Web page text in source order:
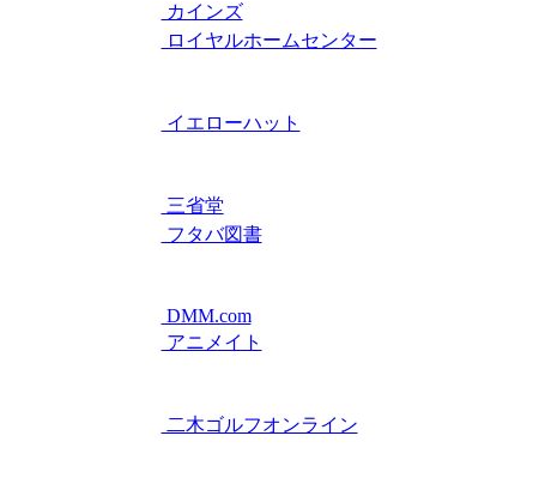
カインズ
ロイヤルホームセンター
イエローハット
三省堂
フタバ図書
DMM.com
アニメイト
二木ゴルフオンライン